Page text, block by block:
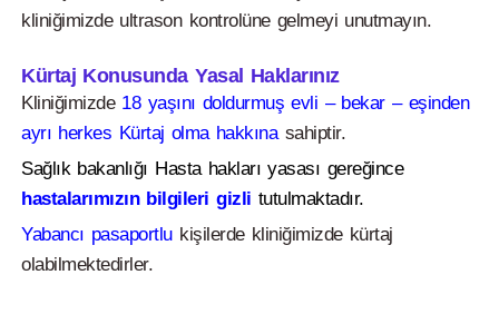
kliniğimizde ultrason kontrolüne gelmeyi unutmayın.
Kürtaj Konusunda Yasal Haklarınız
Kliniğimizde18 yaşını doldurmuş evli – bekar – eşinden
ayrı herkes Kürtaj olma hakkınasahiptir.
Sağlık bakanlığı Hasta hakları yasası gereğince
hastalarımızın bilgileri gizli tutulmaktadır.
Yabancı pasaportlukişilerde kliniğimizde kürtaj
olabilmektedirler.